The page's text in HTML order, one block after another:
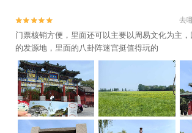

 去
门票核销方便，里面还可以主要以周易文化为主
的发源地，里面的八卦阵迷宫挺值得玩的